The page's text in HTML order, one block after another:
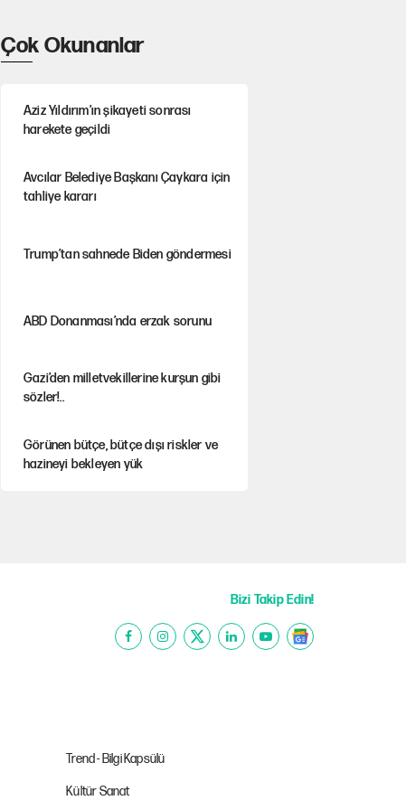
Çok Okunanlar
Aziz Yıldırım’ın şikayeti sonrası
harekete geçildi
Avcılar Belediye Başkanı Çaykara için
tahliye kararı
Trump’tan sahnede Biden göndermesi
ABD Donanması’nda erzak sorunu
Gazi’den milletvekillerine kurşun gibi
sözler!..
Görünen bütçe, bütçe dışı riskler ve
hazineyi bekleyen yük
Bizi Takip Edin!
Trend - Bilgi Kapsülü
Kültür Sanat